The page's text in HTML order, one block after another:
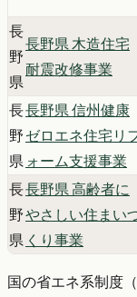
長
野
県
長野県 木造住宅
耐震改修事業
長
野
県
長野県 信州健康
ゼロエネ住宅リ
ォーム支援事業
長
野
県
長野県 高齢者に
やさしい住まい
くり事業
国の省エネ系制度